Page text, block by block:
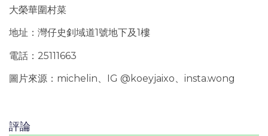
大榮華圍村菜
地址：灣仔史釗域道1號地下及1樓
電話：25111663
圖片來源：michelin、IG @koeyjaixo、insta.wong
評論